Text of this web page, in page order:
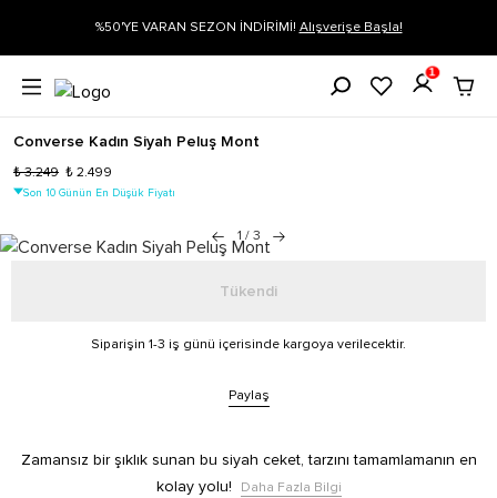
%50'YE VARAN SEZON İNDİRİMİ!Alışverişe Başla!
1
Converse Kadın Siyah Peluş Mont
₺ 3.249 ₺ 2.499
Son 10 Günün En Düşük Fiyatı
1 / 3
Tükendi
Siparişin 1-3 iş günü içerisinde kargoya verilecektir.
Paylaş
Zamansız bir şıklık sunan bu siyah ceket, tarzını tamamlamanın en
kolay yolu!
Daha Fazla Bilgi